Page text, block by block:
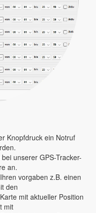
Knopfdruck ein Notruf
unserer GPS-Tracker-
an.
vorgaben z.B. einen
den
mit aktueller Position
mit